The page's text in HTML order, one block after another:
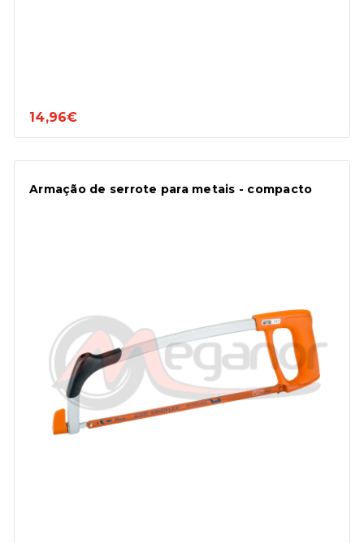
14,96€
Armação de serrote para metais - compacto